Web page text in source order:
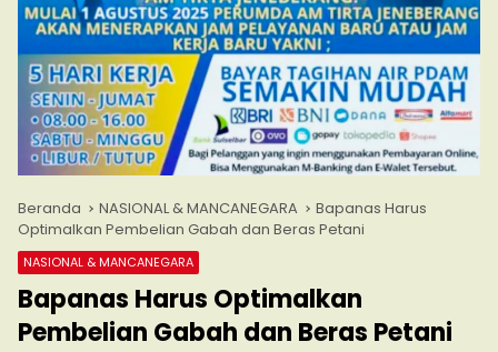
Beranda NASIONAL & MANCANEGARA
Bapanas Harus
Optimalkan Pembelian Gabah dan Beras Petani
NASIONAL & MANCANEGARA
Bapanas Harus Optimalkan
Pembelian Gabah dan Beras Petani